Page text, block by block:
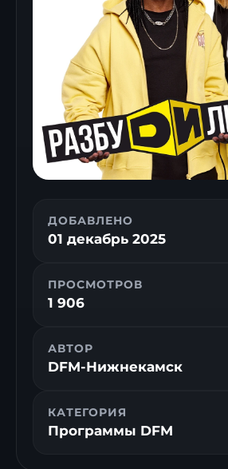
ДОБАВЛЕНО
01 декабрь 2025
ПРОСМОТРОВ
1 906
АВТОР
DFM-Нижнекамск
КАТЕГОРИЯ
Программы DFM